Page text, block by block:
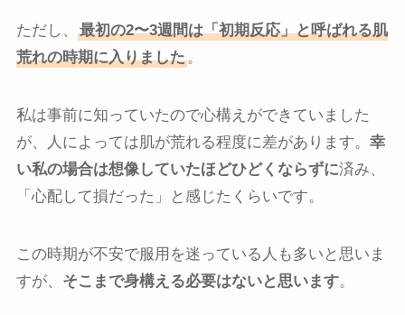
ただし、
最初の2〜3週間は「初期反応」と呼ばれる肌
荒れの時期に入りました。
私は事前に知っていたので心構えができていました
が、人によっては肌が荒れる程度に差があります。 幸
い私の場合は想像していたほどひどくならずに済み、
「心配して損だった」と感じたくらいです。
この時期が不安で服用を迷っている人も多いと思いま
すが、 そこまで身構える必要はないと思います。